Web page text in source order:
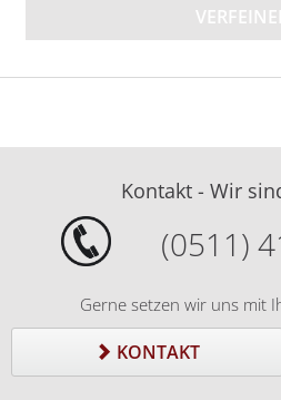
Kontakt - Wir
(0511)
Gerne setzen wir uns mit
KONTAKT